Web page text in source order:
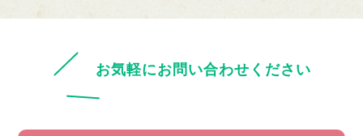
お気軽にお問い合わせください